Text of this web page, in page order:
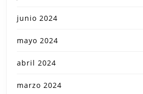
junio 2024
mayo 2024
abril 2024
marzo 2024